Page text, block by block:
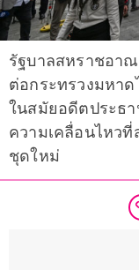
รัฐบาลสหราชอาณ
ต่อกระทรวงมหาด
ในสมัยอดีตประธ
ความเคลื่อนไหว
ชุดใหม่